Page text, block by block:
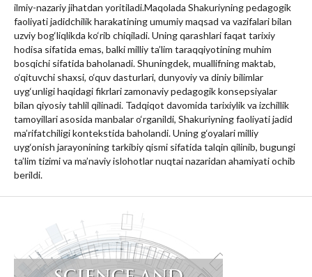
ilmiy-nazariy jihatdan yoritiladi.Maqolada Shakuriyning pedagogik
faoliyati jadidchilik harakatining umumiy maqsad va vazifalari bilan
uzviy bog‘liqlikda ko‘rib chiqiladi. Uning qarashlari faqat tarixiy
hodisa sifatida emas, balki milliy ta’lim taraqqiyotining muhim
bosqichi sifatida baholanadi. Shuningdek, muallifning maktab,
o‘qituvchi shaxsi, o‘quv dasturlari, dunyoviy va diniy bilimlar
uyg‘unligi haqidagi fikrlari zamonaviy pedagogik konsepsiyalar
bilan qiyosiy tahlil qilinadi. Tadqiqot davomida tarixiylik va izchillik
tamoyillari asosida manbalar o‘rganildi, Shakuriyning faoliyati jadid
ma’rifatchiligi kontekstida baholandi. Uning g‘oyalari milliy
uyg‘onish jarayonining tarkibiy qismi sifatida talqin qilinib, bugungi
ta’lim tizimi va ma’naviy islohotlar nuqtai nazaridan ahamiyati ochib
berildi.